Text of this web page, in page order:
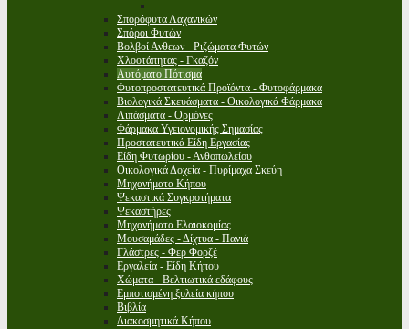
Σπορόφυτα Λαχανικών
Σπόροι Φυτών
Βολβοί Ανθεων - Ριζώματα Φυτών
Χλοοτάπητας - Γκαζόν
Αυτόματο Πότισμα
Φυτοπροστατευτικά Προϊόντα - Φυτοφάρμακα
Βιολογικά Σκευάσματα - Οικολογικά Φάρμακα
Λιπάσματα - Ορμόνες
Φάρμακα Υγειονομικής Σημασίας
Προστατευτικά Είδη Εργασίας
Είδη Φυτωρίου - Ανθοπωλείου
Οικολογικά Δοχεία - Πυρίμαχα Σκεύη
Μηχανήματα Κήπου
Ψεκαστικά Συγκροτήματα
Ψεκαστήρες
Μηχανήματα Ελαιοκομίας
Μουσαμάδες - Δίχτυα - Πανιά
Γλάστρες - Φερ Φορζέ
Εργαλεία - Είδη Κήπου
Χώματα - Βελτιωτικά εδάφους
Εμποτισμένη ξυλεία κήπου
Βιβλία
Διακοσμητικά Κήπου